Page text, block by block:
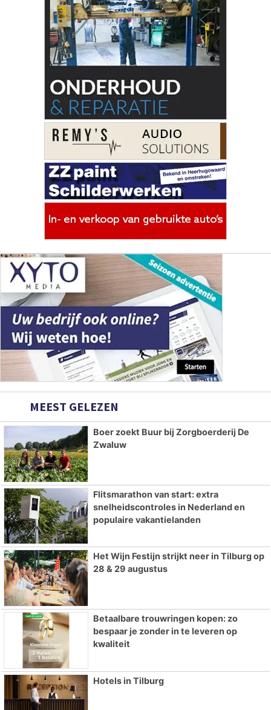
MEEST GELEZEN
Boer zoekt Buur bij Zorgboerderij De
Zwaluw
Flitsmarathon van start: extra
snelheidscontroles in Nederland en
populaire vakantielanden
Het Wijn Festijn strijkt neer in Tilburg op
28 & 29 augustus
Betaalbare trouwringen kopen: zo
bespaar je zonder in te leveren op
kwaliteit
Hotels in Tilburg